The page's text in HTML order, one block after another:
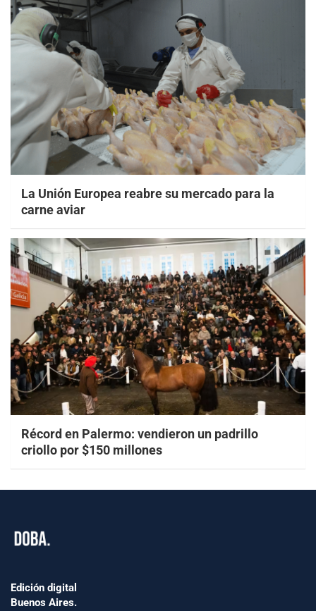
La Unión Europea reabre su mercado para la
carne aviar
Récord en Palermo: vendieron un padrillo
criollo por $150 millones
Edición digital
Buenos Aires.